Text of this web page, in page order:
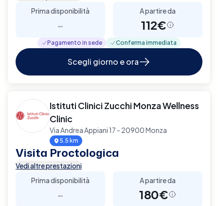
Prima disponibilità
-
A partire da
112€
Pagamento in sede Conferma immediata
Scegli giorno e ora
Istituti Clinici Zucchi Monza Wellness
Clinic
Via Andrea Appiani 17 - 20900 Monza
5.5 km
Visita Proctologica
Vedi altre prestazioni
Prima disponibilità
-
A partire da
180€